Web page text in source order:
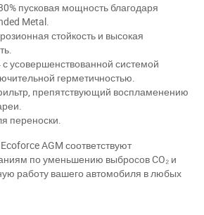
пусковая мощность благодаря
Metal.
стойкость и высокая
усовершенствованной системой
герметичностью.
препятствующий воспламенению
переноски.
AGM соответствуют
по уменьшению выбросов CO₂ и
работу вашего автомобиля в любых